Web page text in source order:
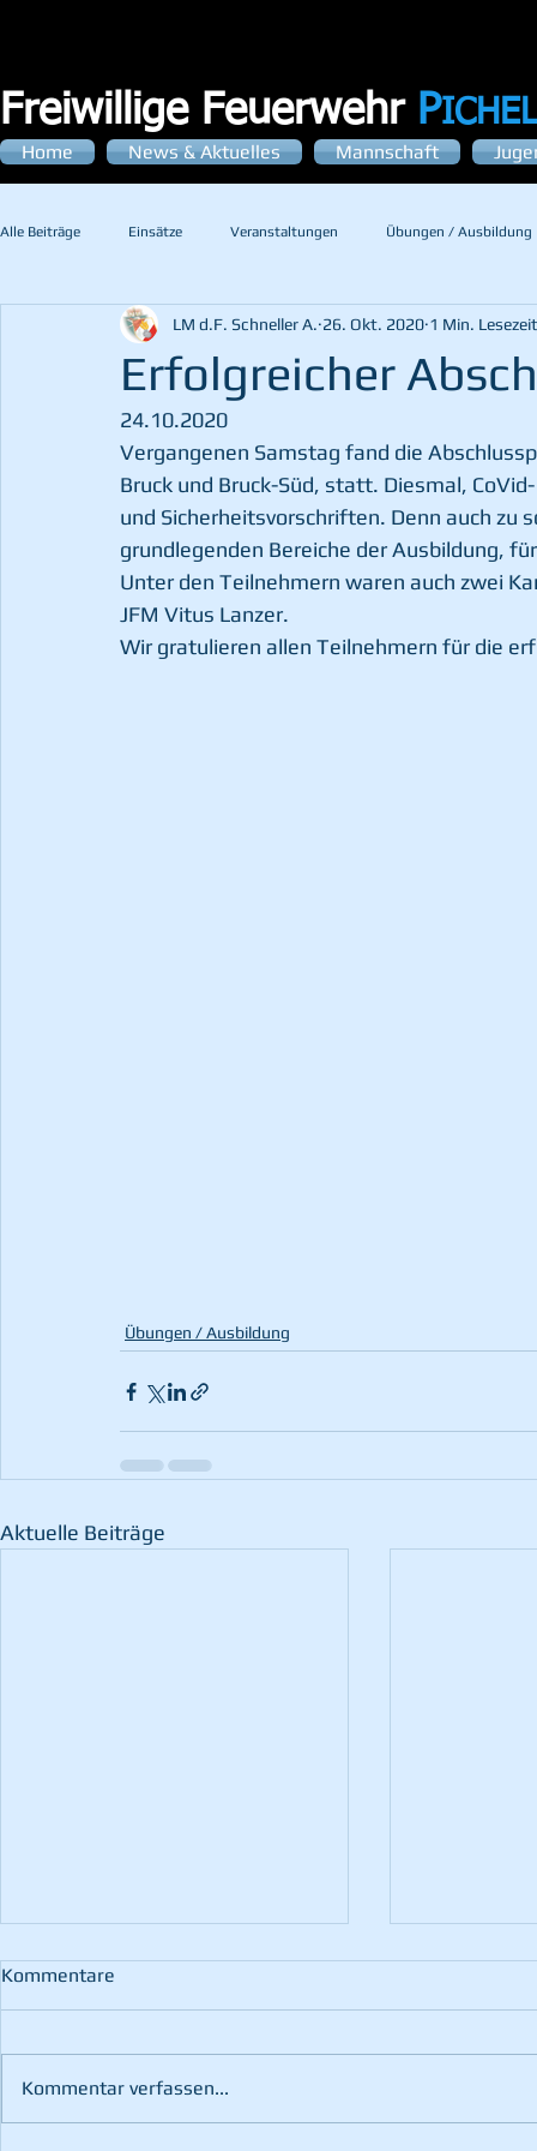
Freiwillige Feuerwehr P
Home News & Aktuelles Mannschaft
Alle Beiträge Einsätze Veranstaltungen Übungen / Ausbildung
Erfolgreicher
LM d.F. Schneller A. 26. Okt. 2020 1 Min. Lesezeit
24.10.2020
Vergangenen Samstag fand die
Bruck und Bruck-Süd, statt. Diesmal,
und Sicherheitsvorschriften. Denn auch zu
grundlegenden Bereiche der Ausbildung,
Unter den Teilnehmern waren auch zwei
JFM Vitus Lanzer.
Wir gratulieren allen Teilnehmern für die
Übungen / Ausbildung
Aktuelle Beiträge
Kommentare
Kommentar verfassen...